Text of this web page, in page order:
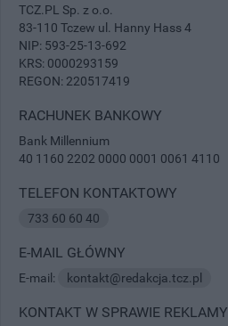
TCZ.PL Sp. z o.o.
83-110 Tczew ul. Hanny Hass 4
NIP: 593-25-13-692
KRS: 0000293159
REGON: 220517419
RACHUNEK BANKOWY
Bank Millennium
40 1160 2202 0000 0001 0061 4110
TELEFON KONTAKTOWY
733 60 60 40
E-MAIL GŁÓWNY
E-mail: kontakt@redakcja.tcz.pl
KONTAKT W SPRAWIE REKLAMY